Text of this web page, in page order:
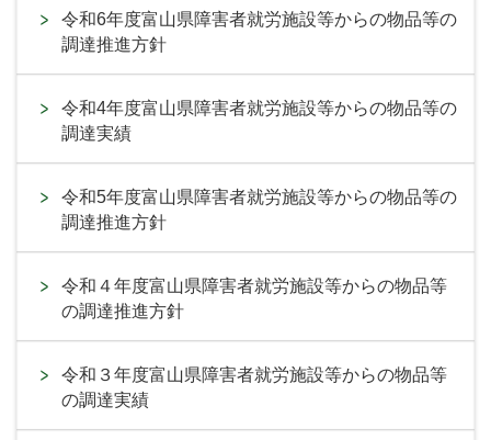
令和6年度富山県障害者就労施設等からの物品等の
調達推進方針
令和4年度富山県障害者就労施設等からの物品等の
調達実績
令和5年度富山県障害者就労施設等からの物品等の
調達推進方針
令和４年度富山県障害者就労施設等からの物品等
の調達推進方針
令和３年度富山県障害者就労施設等からの物品等
の調達実績